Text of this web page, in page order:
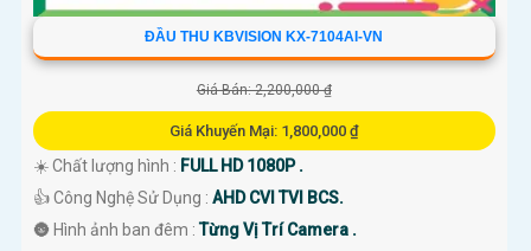
ĐẦU THU KBVISION KX-7104AI-VN
Giá Bán: 2,200,000 ₫
Giá Khuyến Mại: 1,800,000 ₫
☀️ Chất lượng hình : FULL HD 1080P .
👍 Công Nghệ Sử Dụng : AHD CVI TVI BCS.
🌚 Hình ảnh ban đêm :Từng Vị Trí Camera .